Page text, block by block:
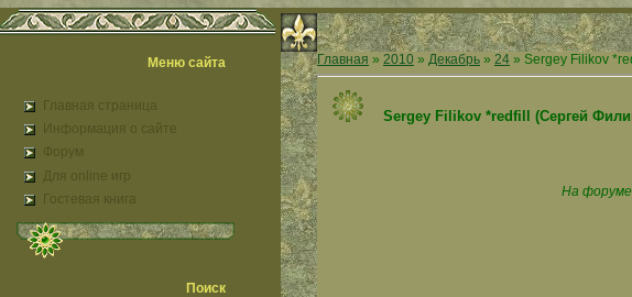
Меню сайта
Главная страница
Информация о сайте
Форум
Для online игр
Гостевая книга
Поиск
Главная » 2010 » Декабрь » 24 » Sergey Filikov
Sergey Filikov *redfill (Сергей
На